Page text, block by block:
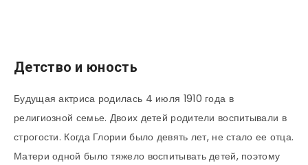
Детство и юность
Будущая актриса родилась 4 июля 1910 года в
религиозной семье. Двоих детей родители воспитывали в
строгости. Когда Глории было девять лет, не стало ее отца.
Матери одной было тяжело воспитывать детей, поэтому